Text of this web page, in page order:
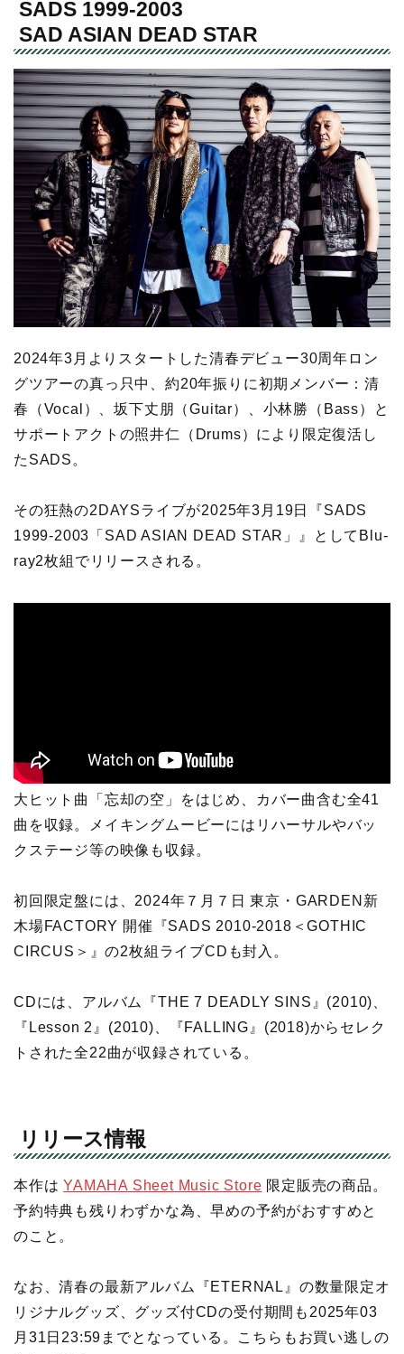
SADS 1999-2003
SAD ASIAN DEAD STAR
2024年3月よりスタートした清春デビュー30周年ロン
グツアーの真っ只中、約20年振りに初期メンバー：清
春（Vocal）、坂下丈朋（Guitar）、小林勝（Bass）と
サポートアクトの照井仁（Drums）により限定復活し
たSADS。
その狂熱の2DAYSライブが2025年3月19日『SADS
1999-2003「SAD ASIAN DEAD STAR」』としてBlu-
ray2枚組でリリースされる。
大ヒット曲「忘却の空」をはじめ、カバー曲含む全41
曲を収録。メイキングムービーにはリハーサルやバッ
クステージ等の映像も収録。
初回限定盤には、2024年７月７日 東京・GARDEN新
木場FACTORY 開催『SADS 2010-2018＜GOTHIC
CIRCUS＞』の2枚組ライブCDも封入。
CDには、アルバム『THE 7 DEADLY SINS』(2010)、
『Lesson 2』(2010)、『FALLING』(2018)からセレク
トされた全22曲が収録されている。
リリース情報
本作はYAMAHA Sheet Music Store 限定販売の商品。
予約特典も残りわずかな為、早めの予約がおすすめと
のこと。
なお、清春の最新アルバム『ETERNAL』の数量限定オ
リジナルグッズ、グッズ付CDの受付期間も2025年03
月31日23:59までとなっている。こちらもお買い逃しの